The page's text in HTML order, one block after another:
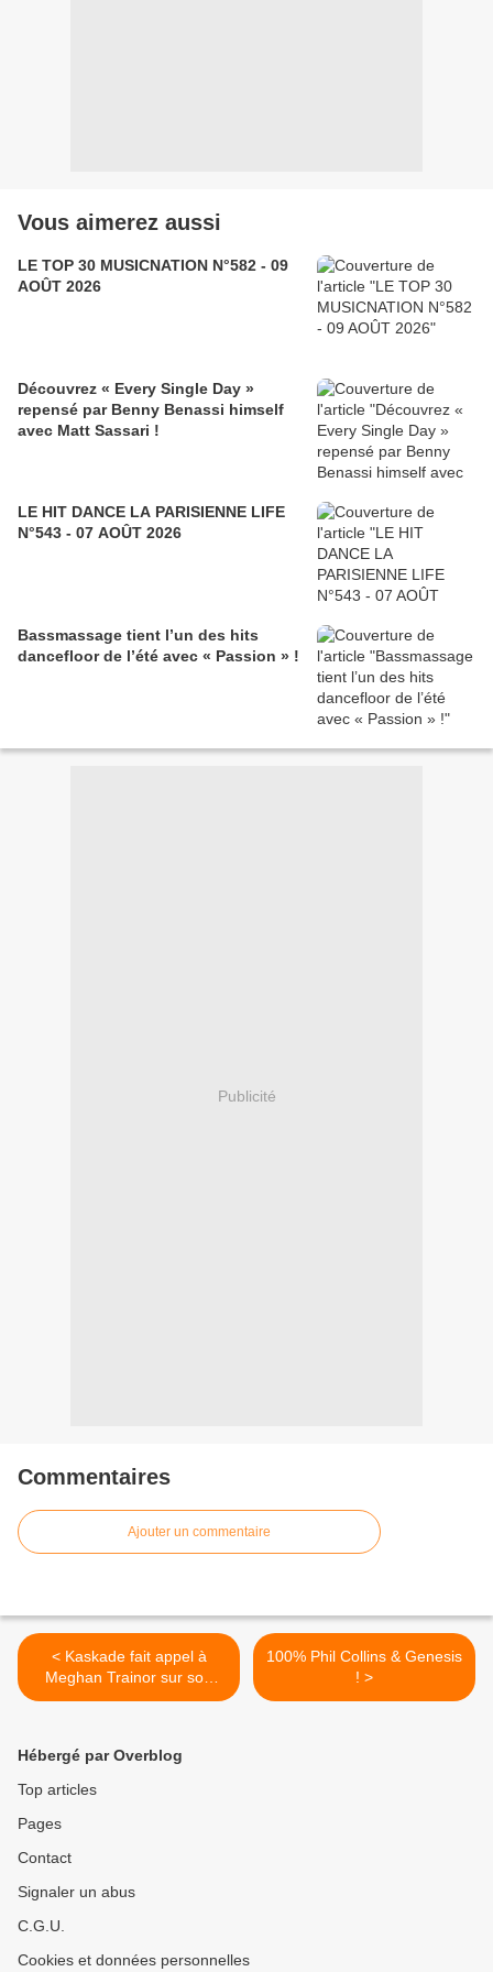
Vous aimerez aussi
LE TOP 30 MUSICNATION N°582 - 09
AOÛT 2026
Découvrez « Every Single Day »
repensé par Benny Benassi himself
avec Matt Sassari !
LE HIT DANCE LA PARISIENNE LIFE
N°543 - 07 AOÛT 2026
Bassmassage tient l’un des hits
dancefloor de l’été avec « Passion » !
Publicité
Commentaires
Ajouter un commentaire
< Kaskade fait appel à
Meghan Trainor sur son
nouveau titre !
100% Phil Collins & Genesis
! >
Hébergé par Overblog
Top articles
Pages
Contact
Signaler un abus
C.G.U.
Cookies et données personnelles